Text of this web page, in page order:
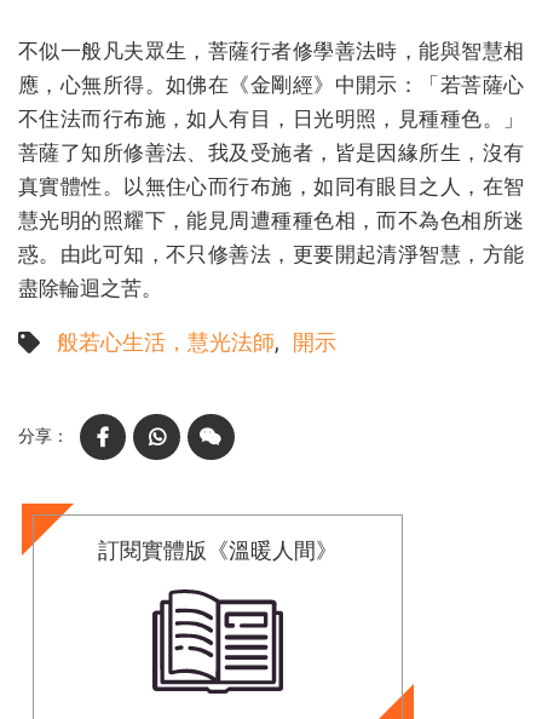
不似一般凡夫眾生，菩薩行者修學善法時，能與智慧相
應，心無所得。如佛在《金剛經》中開示：「若菩薩心
不住法而行布施，如人有目，日光明照，見種種色。」
菩薩了知所修善法、我及受施者，皆是因緣所生，沒有
真實體性。以無住心而行布施，如同有眼目之人，在智
慧光明的照耀下，能見周遭種種色相，而不為色相所迷
惑。由此可知，不只修善法，更要開起清淨智慧，方能
盡除輪迴之苦。
般若心生活，慧光法師 開示
FacebookWhatsAppWeChat
訂閱實體版《溫暖人間》